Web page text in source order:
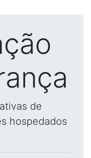
de
hospedados